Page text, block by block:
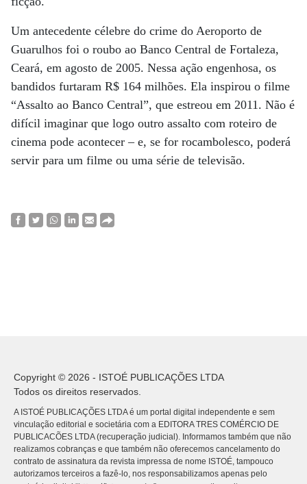
Um antecedente célebre do crime do Aeroporto de
Guarulhos foi o roubo ao Banco Central de Fortaleza,
Ceará, em agosto de 2005. Nessa ação engenhosa, os
bandidos furtaram R$ 164 milhões. Ela inspirou o filme
“Assalto ao Banco Central”, que estreou em 2011. Não é
difícil imaginar que logo outro assalto com roteiro de
cinema pode acontecer – e, se for rocambolesco, poderá
servir para um filme ou uma série de televisão.
Copyright © 2026 - ISTOÉ PUBLICAÇÕES LTDA
Todos os direitos reservados.
A ISTOÉ PUBLICAÇÕES LTDA é um portal digital independente e sem
vinculação editorial e societária com a EDITORA TRES COMÉRCIO DE
PUBLICACÕES LTDA (recuperação judicial). Informamos também que não
realizamos cobranças e que também não oferecemos cancelamento do
contrato de assinatura da revista impressa de nome ISTOÉ, tampouco
autorizamos terceiros a fazê-lo, nos responsabilizamos apenas pelo